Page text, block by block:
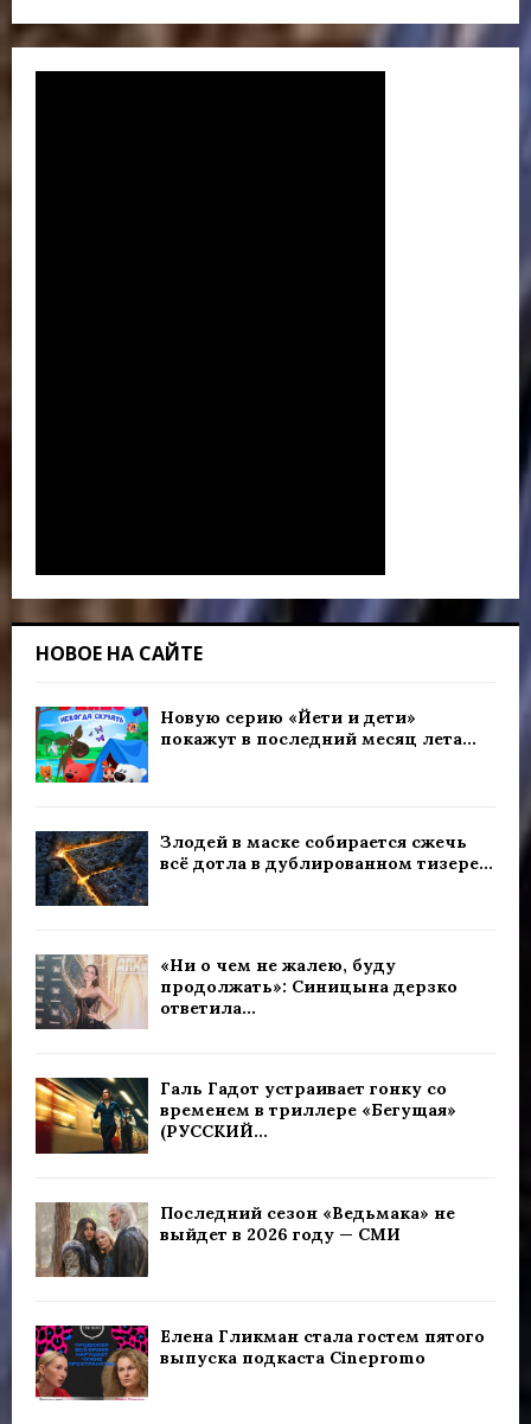
НОВОЕ НА САЙТЕ
Новую серию «Йети и дети»
покажут в последний месяц лета...
Злодей в маске собирается сжечь
всё дотла в дублированном тизере...
«Ни о чем не жалею, буду
продолжать»: Синицына дерзко
ответила...
Галь Гадот устраивает гонку со
временем в триллере «Бегущая»
(РУССКИЙ...
Последний сезон «Ведьмака» не
выйдет в 2026 году — СМИ
Елена Гликман стала гостем пятого
выпуска подкаста Cinepromo